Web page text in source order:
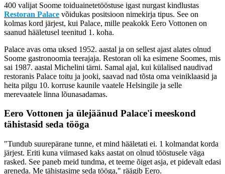
400 valijat Soome toiduainetetööstuse igast nurgast kindlustas
Restoran Palace võidukas positsioon nimekirja tipus. See on
kolmas kord järjest, kui Palace, mille peakokk Eero Vottonen on
saanud hääletusel teenitud 1. koha.
Palace avas oma uksed 1952. aastal ja on sellest ajast alates olnud
Soome gastronoomia teerajaja. Restoran oli ka esimene Soomes, mis
sai 1987. aastal Michelini tärni. Samal ajal, kui külalised naudivad
restoranis Palace toitu ja jooki, saavad nad tõsta oma veiniklaasid ja
heita pilgu 10. korruse kaunile vaatele Helsingile ja selle
merevaatele linna lõunasadamas.
Eero Vottonen ja ülejäänud Palace'i meeskond
tähistasid seda tööga
"Tundub suurepärane tunne, et mind hääletati ei. 1 kolmandat korda
järjest. Eriti kuna viimased kaks aastat on olnud tööstusele väga
rasked. See paneb meid tundma, et teeme õiget asja, et pidevalt edasi
areneda. Me tähistasime seda tööga," räägib Eero.